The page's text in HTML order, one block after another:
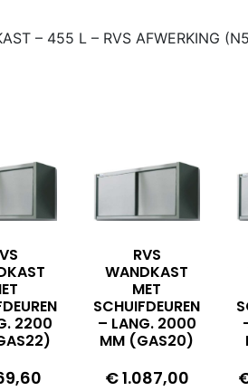
– 455 L – RVS AFWERKING
2200
RVS
WANDKAST
MET
SCHUIFDEUREN
– LANG. 2000
MM (GAS20)
€1.087,00